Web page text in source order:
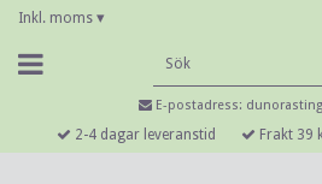
Inkl. moms ▾
E-postadress:
2-4 dagar leveranstid Frakt 39